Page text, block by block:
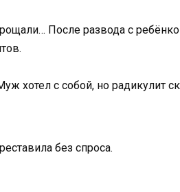
После развода с
хотел с собой, но радикулит
без спроса.